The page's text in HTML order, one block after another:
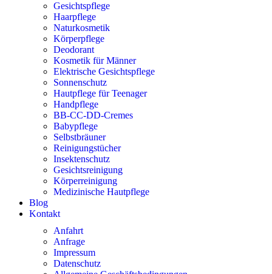
Gesichtspflege
Haarpflege
Naturkosmetik
Körperpflege
Deodorant
Kosmetik für Männer
Elektrische Gesichtspflege
Sonnenschutz
Hautpflege für Teenager
Handpflege
BB-CC-DD-Cremes
Babypflege
Selbstbräuner
Reinigungstücher
Insektenschutz
Gesichtsreinigung
Körperreinigung
Medizinische Hautpflege
Blog
Kontakt
Anfahrt
Anfrage
Impressum
Datenschutz